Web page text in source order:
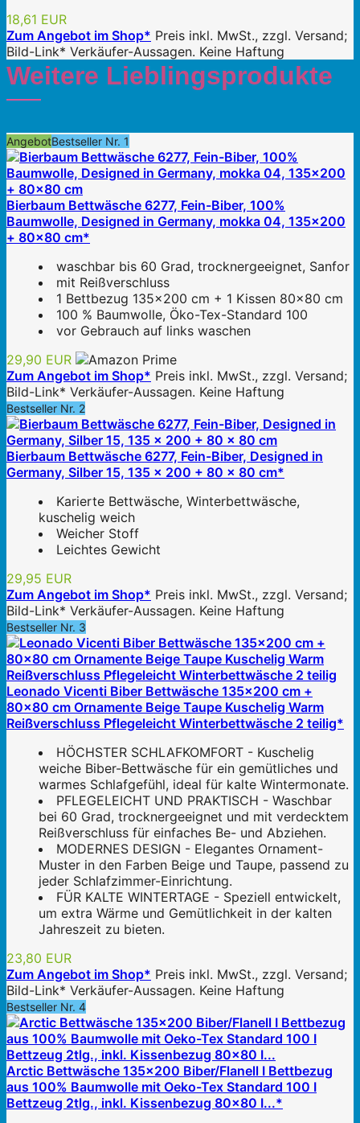
18,61 EUR
Zum Angebot im Shop* Preis inkl. MwSt., zzgl. Versand;
Bild-Link* Verkäufer-Aussagen. Keine Haftung
Weitere Lieblingsprodukte
AngebotBestseller Nr. 1
Bierbaum Bettwäsche 6277, Fein-Biber, 100%
Baumwolle, Designed in Germany, mokka 04, 135x200
+ 80x80 cm*
waschbar bis 60 Grad, trocknergeeignet, Sanfor
mit Reißverschluss
1 Bettbezug 135x200 cm + 1 Kissen 80x80 cm
100 % Baumwolle, Öko-Tex-Standard 100
vor Gebrauch auf links waschen
29,90 EUR
Zum Angebot im Shop* Preis inkl. MwSt., zzgl. Versand;
Bild-Link* Verkäufer-Aussagen. Keine Haftung
Bestseller Nr. 2
Bierbaum Bettwäsche 6277, Fein-Biber, Designed in
Germany, Silber 15, 135 x 200 + 80 x 80 cm*
Karierte Bettwäsche, Winterbettwäsche,
kuschelig weich
Weicher Stoff
Leichtes Gewicht
29,95 EUR
Zum Angebot im Shop* Preis inkl. MwSt., zzgl. Versand;
Bild-Link* Verkäufer-Aussagen. Keine Haftung
Bestseller Nr. 3
Leonado Vicenti Biber Bettwäsche 135x200 cm +
80x80 cm Ornamente Beige Taupe Kuschelig Warm
Reißverschluss Pflegeleicht Winterbettwäsche 2 teilig*
HÖCHSTER SCHLAFKOMFORT - Kuschelig
weiche Biber-Bettwäsche für ein gemütliches und
warmes Schlafgefühl, ideal für kalte Wintermonate.
PFLEGELEICHT UND PRAKTISCH - Waschbar
bei 60 Grad, trocknergeeignet und mit verdecktem
Reißverschluss für einfaches Be- und Abziehen.
MODERNES DESIGN - Elegantes Ornament-
Muster in den Farben Beige und Taupe, passend zu
jeder Schlafzimmer-Einrichtung.
FÜR KALTE WINTERTAGE - Speziell entwickelt,
um extra Wärme und Gemütlichkeit in der kalten
Jahreszeit zu bieten.
23,80 EUR
Zum Angebot im Shop* Preis inkl. MwSt., zzgl. Versand;
Bild-Link* Verkäufer-Aussagen. Keine Haftung
Bestseller Nr. 4
Arctic Bettwäsche 135x200 Biber/Flanell I Bettbezug
aus 100% Baumwolle mit Oeko-Tex Standard 100 I
Bettzeug 2tlg., inkl. Kissenbezug 80x80 I...*